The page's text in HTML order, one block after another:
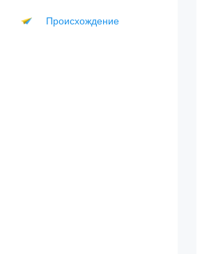
Происхождение